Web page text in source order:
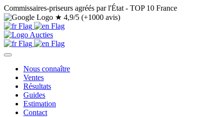
Commissaires-priseurs agréés par l'État - TOP 10 France
★ 4,9/5 (+1000 avis)
Nous connaître
Ventes
Résultats
Guides
Estimation
Contact